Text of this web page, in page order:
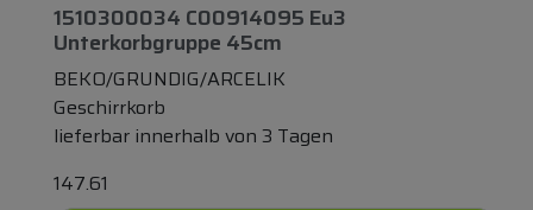
1510300034 C00914095 Eu3
Unterkorbgruppe 45cm
BEKO/GRUNDIG/ARCELIK
Geschirrkorb
lieferbar innerhalb von 3 Tagen
147.61